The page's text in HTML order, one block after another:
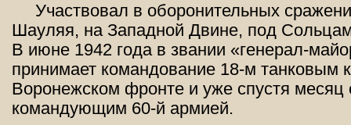
Участвовал в оборонительных
Шауляя, на Западной Двине, под
В июне 1942 года в звании «генерал-
принимает командование 18-м танковым
Воронежском фронте и уже спустя месяц
командующим 60-й армией.